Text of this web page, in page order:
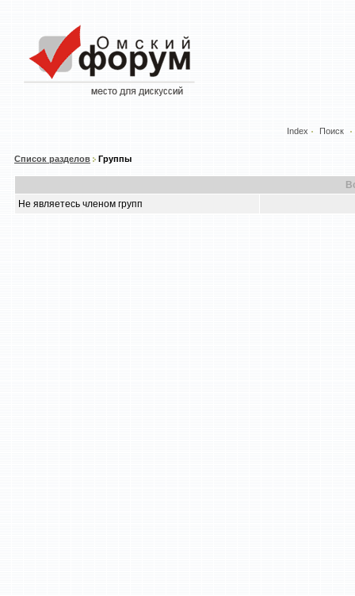
Index Поиск
Список разделов Группы
Не являетесь членом групп